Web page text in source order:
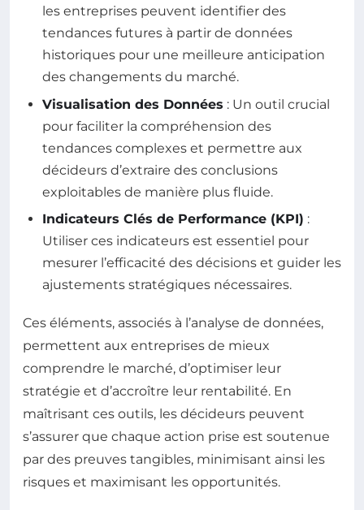
les entreprises peuvent identifier des
tendances futures à partir de données
historiques pour une meilleure anticipation
des changements du marché.
Visualisation des Données : Un outil crucial
pour faciliter la compréhension des
tendances complexes et permettre aux
décideurs d’extraire des conclusions
exploitables de manière plus fluide.
Indicateurs Clés de Performance (KPI) :
Utiliser ces indicateurs est essentiel pour
mesurer l’efficacité des décisions et guider les
ajustements stratégiques nécessaires.
Ces éléments, associés à l’analyse de données,
permettent aux entreprises de mieux
comprendre le marché, d’optimiser leur
stratégie et d’accroître leur rentabilité. En
maîtrisant ces outils, les décideurs peuvent
s’assurer que chaque action prise est soutenue
par des preuves tangibles, minimisant ainsi les
risques et maximisant les opportunités.